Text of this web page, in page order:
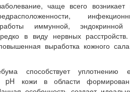
чаще всего возникает
иммунной,
в виду нервных
выработка кожного
способствует уплотнению
pH кожи в области